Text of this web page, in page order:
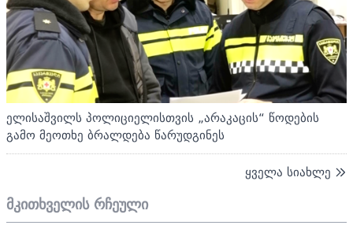
ელისაშვილს პოლიციელისთვის „არაკაცის“ წოდების
გამო მეოთხე ბრალდება წარუდგინეს
ყველა სიახლე
მკითხველის რჩეული